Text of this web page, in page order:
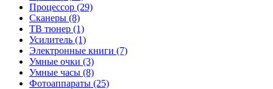
Процессор (29)
Сканеры (8)
ТВ тюнер (1)
Усилитель (1)
Электронные книги (7)
Умные очки (3)
Умные часы (8)
Фотоаппараты (25)